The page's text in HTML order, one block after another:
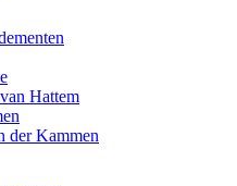
Hattem
der Kammen